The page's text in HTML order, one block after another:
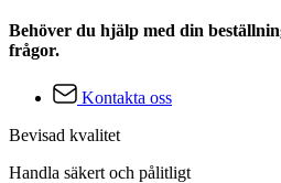
Behöver du hjälp med din
frågor.
Kontakta oss
Bevisad kvalitet
Handla säkert och pålitligt